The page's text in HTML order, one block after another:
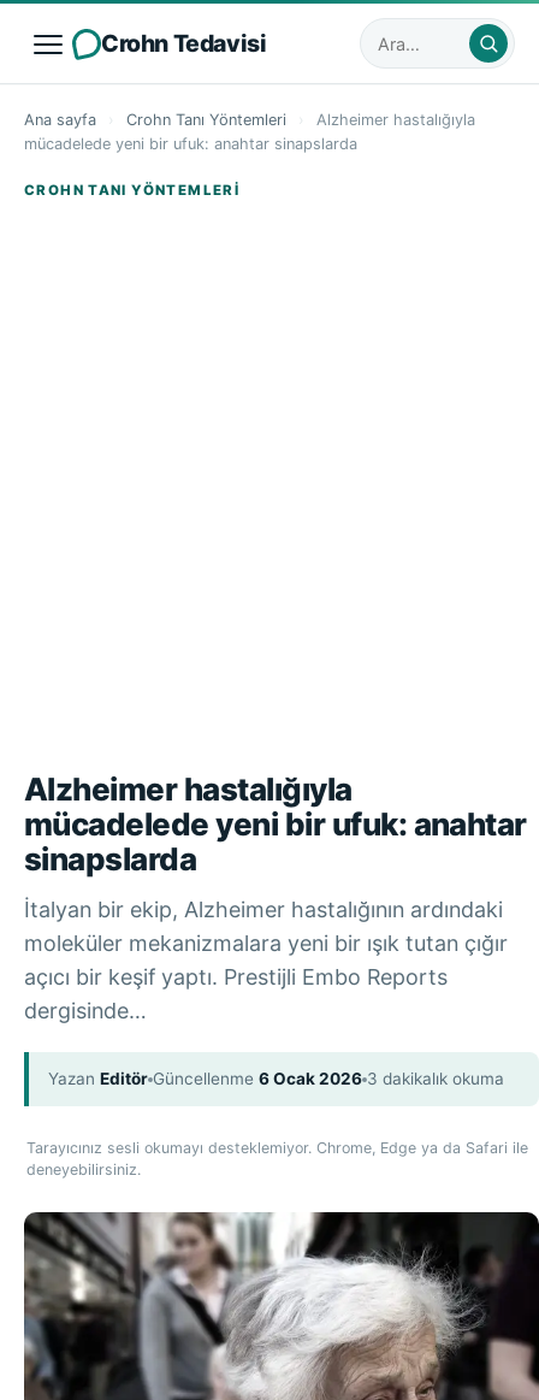
Crohn Tedavisi Sitede ara
Ana sayfa › Crohn Tanı Yöntemleri ›
Alzheimer hastalığıyla
mücadelede yeni bir ufuk: anahtar sinapslarda
CROHN TANI YÖNTEMLERI
Alzheimer hastalığıyla
mücadelede yeni bir ufuk: anahtar
sinapslarda
İtalyan bir ekip, Alzheimer hastalığının ardındaki
moleküler mekanizmalara yeni bir ışık tutan çığır
açıcı bir keşif yaptı. Prestijli Embo Reports
dergisinde…
Yazan Editör Güncellenme 6 Ocak 2026 3 dakikalık okuma
Tarayıcınız sesli okumayı desteklemiyor. Chrome, Edge ya da Safari ile
deneyebilirsiniz.